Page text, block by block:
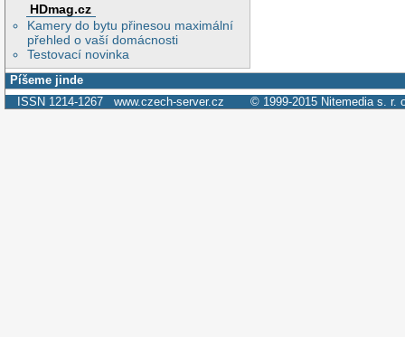
HDmag.cz
Kamery do bytu přinesou maximální
přehled o vaší domácnosti
Testovací novinka
Píšeme jinde
ISSN 1214-1267 www.czech-server.cz © 1999-2015 Nitemedia s. r.